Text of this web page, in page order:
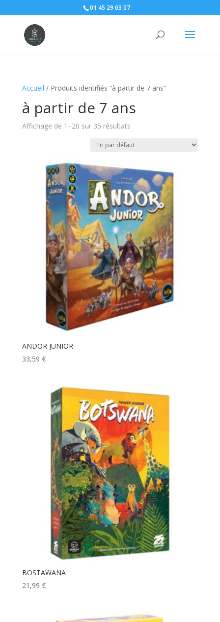
01 45 29 03 07
Accueil / Produits identifiés “à partir de 7 ans”
à partir de 7 ans
Affichage de 1–20 sur 35 résultats
ANDOR JUNIOR
33,59 €
BOSTAWANA
21,99 €